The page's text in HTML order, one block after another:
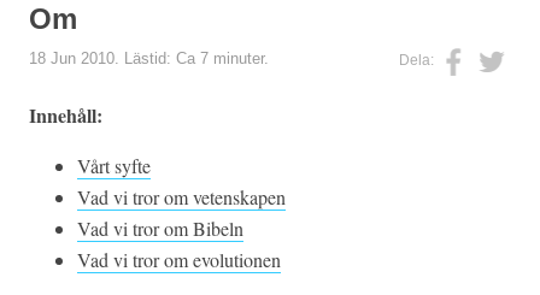
Om
Dela:
18 Jun 2010. Lästid: Ca 7 minuter.
Innehåll:
Vårt syfte
Vad vi tror om vetenskapen
Vad vi tror om Bibeln
Vad vi tror om evolutionen